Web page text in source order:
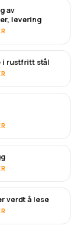
av
levering
i rustfritt stål
verdt å lese